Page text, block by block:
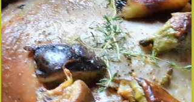
Reconnaître la morille La morille se disti